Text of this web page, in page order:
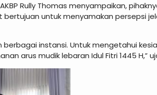
Rully Thomas menyampaikan,
bertujuan untuk menyamakan persepsi
berbagai instansi. Untuk mengetahui
arus mudik lebaran Idul Fitri 1445 H,”